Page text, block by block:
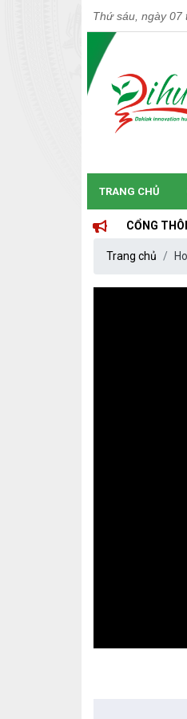
Thứ sáu, ngày 07
TRANG CHỦ
CỔNG THÔNG TIN
Trang chủ